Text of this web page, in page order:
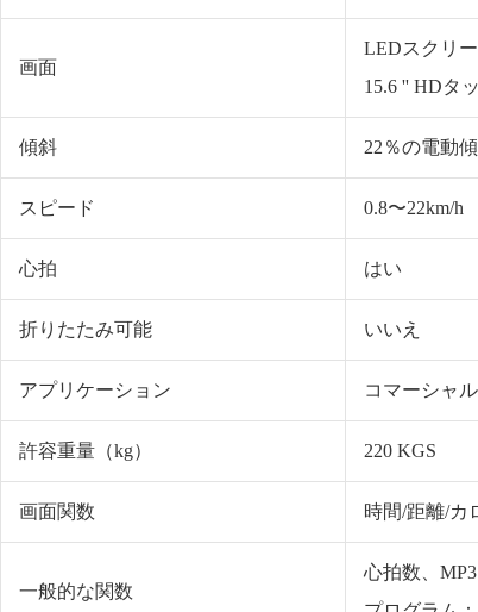
画面
LEDスクリ
15.6 '' HDタ
傾斜 22％の電動
スピード 0.8〜22km/h
心拍 はい
折りたたみ可能 いいえ
アプリケーション コマーシャ
許容重量（kg） 220 KGS
画面関数 時間/距離/カ
一般的な関数
心拍数、